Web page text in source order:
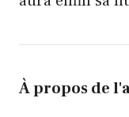
À propos de